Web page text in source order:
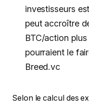
investisseurs
peut accroître
BTC/action
pourraient le
Breed.vc
Selon le calcul des